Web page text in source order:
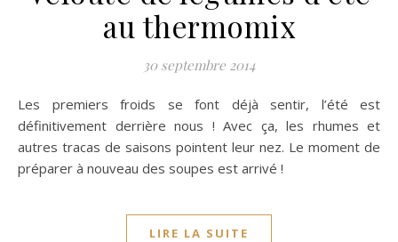
au thermomix
30 septembre 2014
Les premiers froids se font déjà sentir, l’été est
définitivement derrière nous ! Avec ça, les rhumes et
autres tracas de saisons pointent leur nez. Le moment de
préparer à nouveau des soupes est arrivé !
LIRE LA SUITE